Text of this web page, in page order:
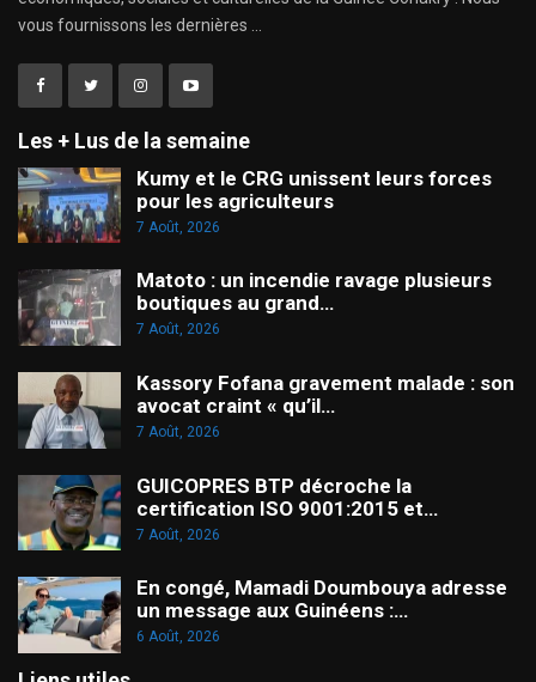
vous fournissons les dernières ...
Les + Lus de la semaine
Kumy et le CRG unissent leurs forces
pour les agriculteurs
7 Août, 2026
Matoto : un incendie ravage plusieurs
boutiques au grand…
7 Août, 2026
Kassory Fofana gravement malade : son
avocat craint « qu’il…
7 Août, 2026
GUICOPRES BTP décroche la
certification ISO 9001:2015 et…
7 Août, 2026
En congé, Mamadi Doumbouya adresse
un message aux Guinéens :…
6 Août, 2026